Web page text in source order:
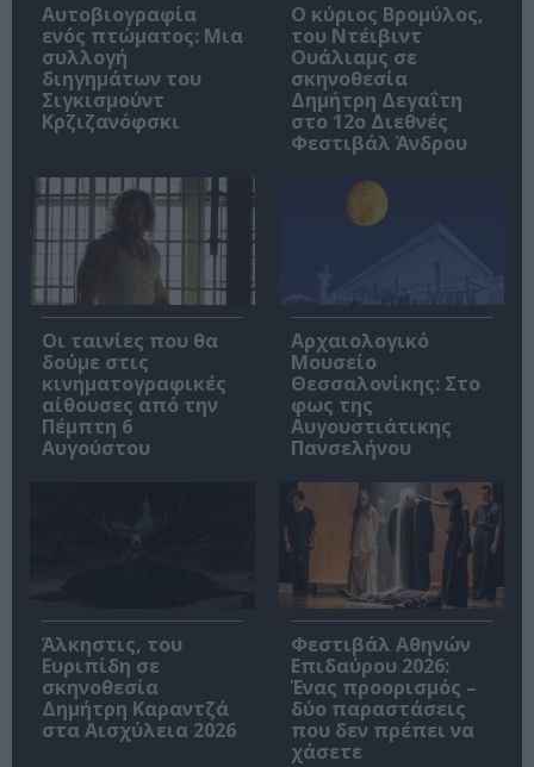
Αυτοβιογραφία
ενός πτώματος: Μια
συλλογή
διηγημάτων του
Σιγκισμούντ
Κρζιζανόφσκι
O κύριος Βρομύλος,
του Ντέιβιντ
Ουάλιαμς σε
σκηνοθεσία
Δημήτρη Δεγαΐτη
στο 12ο Διεθνές
Φεστιβάλ Άνδρου
Οι ταινίες που θα
δούμε στις
κινηματογραφικές
αίθουσες από την
Πέμπτη 6
Αυγούστου
Αρχαιολογικό
Μουσείο
Θεσσαλονίκης: Στο
φως της
Αυγουστιάτικης
Πανσελήνου
Άλκηστις, του
Ευριπίδη σε
σκηνοθεσία
Δημήτρη Καραντζά
στα Αισχύλεια 2026
Φεστιβάλ Αθηνών
Επιδαύρου 2026:
Ένας προορισμός –
δύο παραστάσεις
που δεν πρέπει να
χάσετε